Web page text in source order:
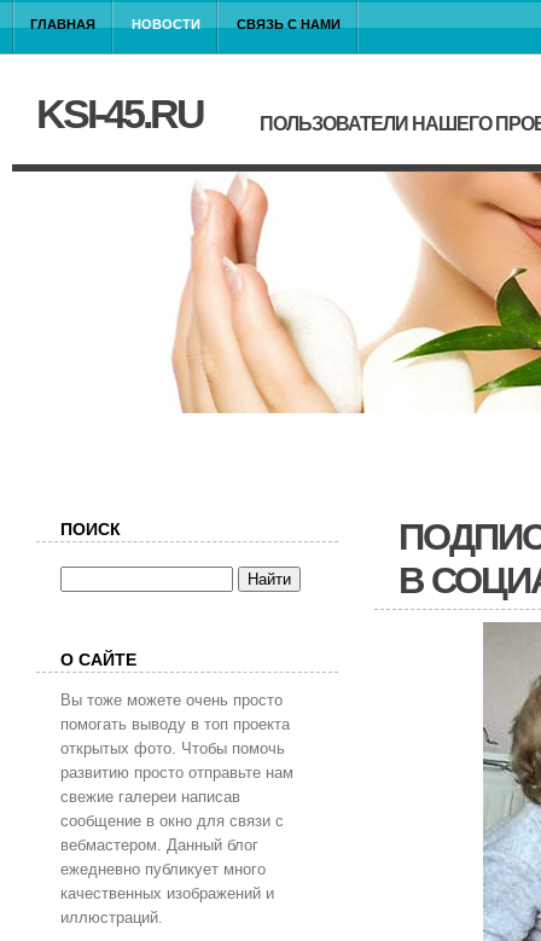
ГЛАВНАЯ НОВОСТИ СВЯЗЬ С НАМИ
KSI-45.RU ПОЛЬЗОВАТЕЛИ НАШЕГО
В
ПОИСК
О САЙТЕ
Вы тоже можете очень просто
помогать выводу в топ проекта
открытых фото. Чтобы помочь
развитию просто отправьте нам
свежие галереи написав
сообщение в окно для связи с
вебмастером. Данный блог
ежедневно публикует много
качественных изображений и
иллюстраций.